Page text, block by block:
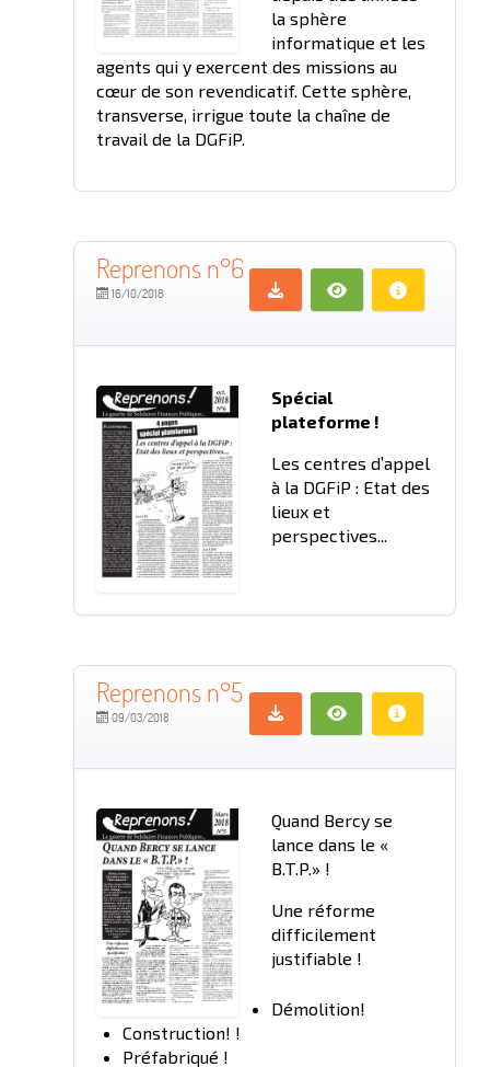
la sphère
informatique et les
agents qui y exercent des missions au
cœur de son revendicatif. Cette sphère,
transverse, irrigue toute la chaîne de
travail de la DGFiP.
Reprenons n°6
16/10/2018
Spécial
plateforme !
Les centres d’appel
à la DGFiP : Etat des
lieux et
perspectives...
Reprenons n°5
09/03/2018
Quand Bercy se
lance dans le «
B.T.P.» !
Une réforme
difficilement
justifiable !
Démolition!
Construction! !
Préfabriqué !